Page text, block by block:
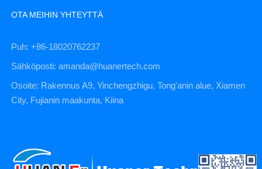
OTA MEIHIN YHTEYTTÄ
Puh: +86-18020762237
Sähköposti: amanda@huanertech.com
Osoite: Rakennus A9, Yinchengzhigu, Tong'anin alue, Xiamen
City, Fujianin maakunta, Kiina